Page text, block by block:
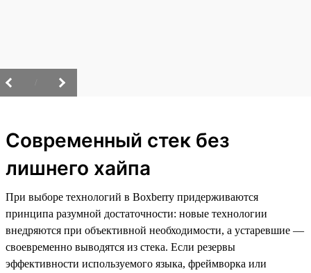
Современный стек без
лишнего хайпа
При выборе технологий в Boxberry придерживаются
принципа разумной достаточности: новые технологии
внедряются при объективной необходимости, а устаревшие —
своевременно выводятся из стека. Если резервы
эффективности используемого языка, фреймворка или